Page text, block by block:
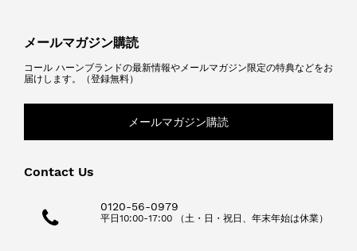
メールマガジン購読
コール ハーンブランドの最新情報やメールマガジン限定の特典などをお
届けします。（登録無料）
メールマガジン購読
Contact Us
0120-56-0979
平日10:00-17:00 （土・日・祝日、年末年始は休業）